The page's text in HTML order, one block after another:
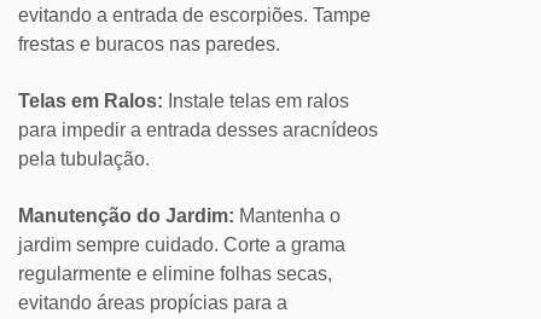
evitando a entrada de escorpiões. Tampe
frestas e buracos nas paredes.
Telas em Ralos: Instale telas em ralos
para impedir a entrada desses aracnídeos
pela tubulação.
Manutenção do Jardim: Mantenha o
jardim sempre cuidado. Corte a grama
regularmente e elimine folhas secas,
evitando áreas propícias para a